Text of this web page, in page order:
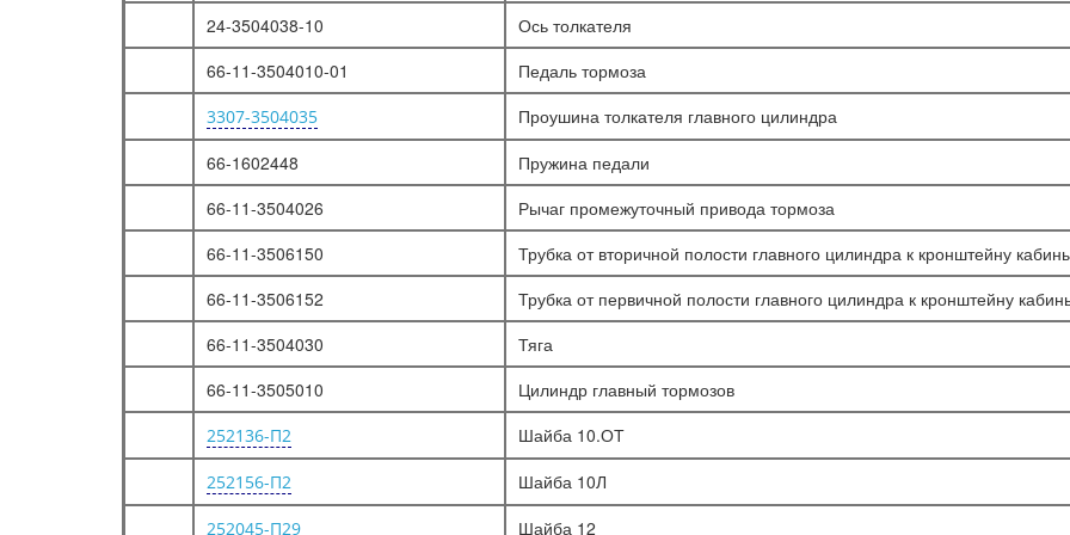
УПРАВЛЕНИЕ ЛЕБЕДКОЙ, ТРОС С КОУШЕМ, БЛОК С КРЮКОМ
КАБИНА И ЕЕ ЭЛЕМЕНТЫ
КРЕПЛЕНИЕ КАБИНЫ
СТЕКЛООЧИСТИТЕЛЬ И ПРИВОД, ОМЫВАТЕЛЬ ВЕТРОВОГО СТЕКЛА
КОВРИКИ И УТЕПЛИТЕЛИ ПОЛА, ОБИВКА КАБИНЫ
ДВЕРИ, ОКНА, СИДЕНЬЯ
ДВЕРИ КАБИНЫ
ОКНО ДВЕРИ И СТЕКЛОПОДЪЕМНИК
ЗАМОК И РУЧКИ ДВЕРИ
СИДЕНЬЕ ВОДИТЕЛЯ И ПАССАЖИРА
24-3504038-10
Ось толкателя
66-11-3504010-01
Педаль тормоза
3307-3504035
Проушина толкателя главного цилиндра
66-1602448
Пружина педали
66-11-3504026
Рычаг промежуточный привода тормоза
66-11-3506150
Трубка от вторичной полости главного цилиндра к кронштейну
66-11-3506152
Трубка от первичной полости главного цилиндра к кронштейну
66-11-3504030
Тяга
66-11-3505010
Цилиндр главный тормозов
252136-П2 Шайба 10.ОТ
252156-П2 Шайба 10Л
252045-П29 Шайба 12